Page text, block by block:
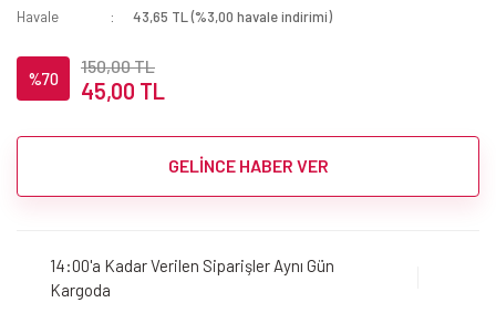
Havale
43,65 TL (%3,00 havale indirimi)
%70
150,00 TL
45,00 TL
GELİNCE HABER VER
14:00'a Kadar Verilen Siparişler Aynı Gün
Kargoda